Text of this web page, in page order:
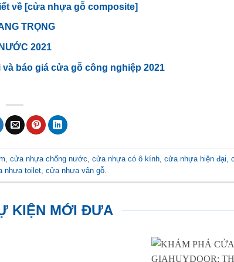
về [cửa nhựa gỗ composite]
TRỌNG
2021
báo giá cửa gỗ công nghiệp 2021
cửa nhựa chống nước cửa nhựa có ô kính, cửa nhựa hiện đại
nhựa toilet cửa nhựa vân gỗ
KIỆN MỚI ĐƯA